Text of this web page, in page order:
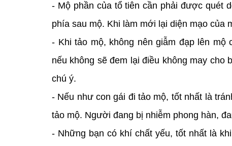
- Mộ phần của tổ tiên cần phải được quét
phía sau mộ. Khi làm mới lại diện mạo của
- Khi tảo mộ, không nên giẫm đạp lên
nếu không sẽ đem lại điều không may
chú ý.
- Nếu như con gái đi tảo mộ, tốt nhất là
tảo mộ. Người đang bị nhiễm phong hàn,
- Những bạn có khí chất yếu, tốt nhất là